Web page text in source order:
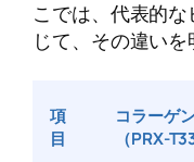
こでは、代表的
じて、その違いを
項
目
コラーゲ
（PRX-